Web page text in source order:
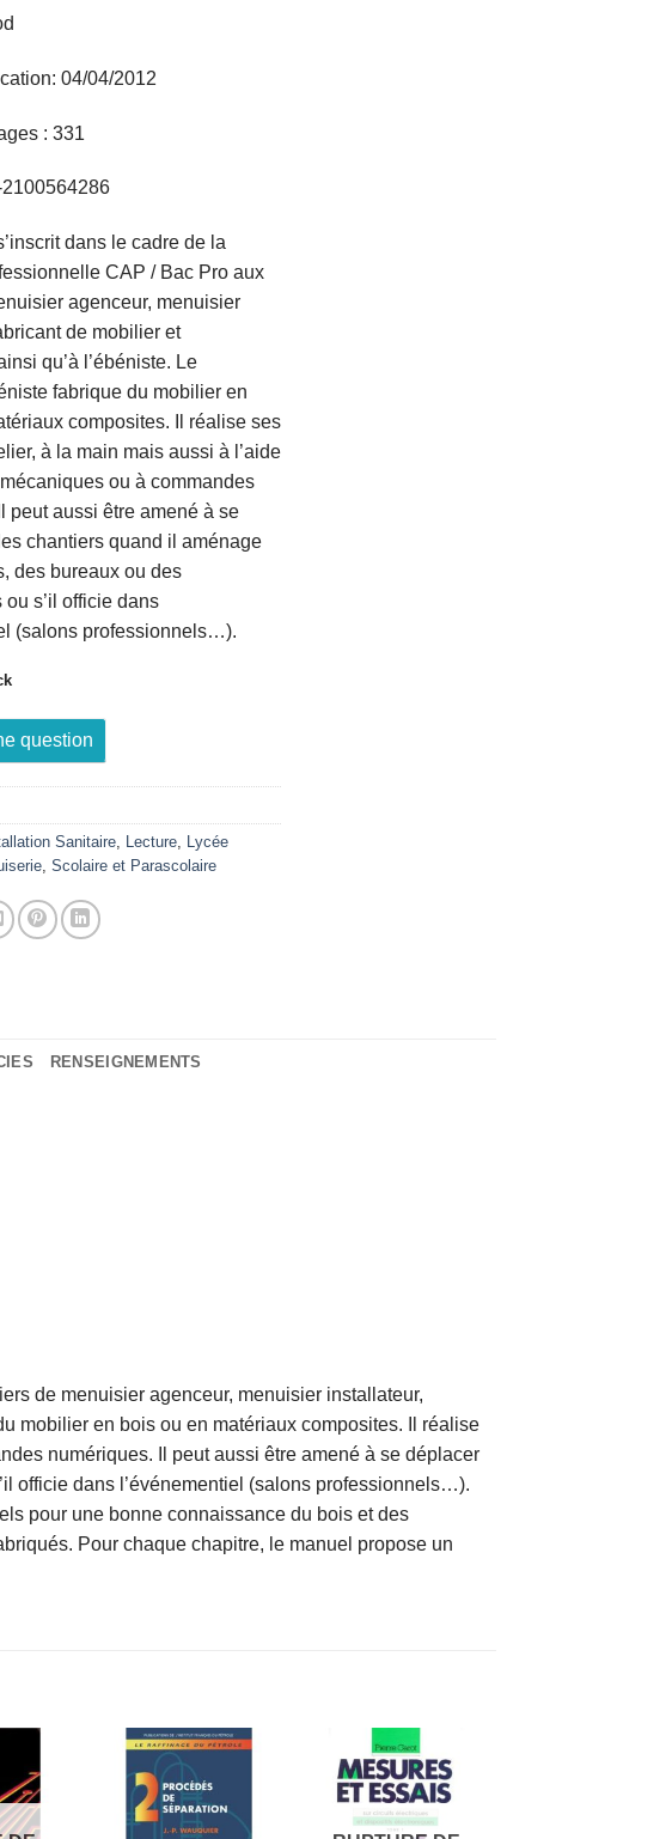
04/04/2012
: 331
2100564286
dans le cadre de la
CAP / Bac Pro aux
agenceur, menuisier
de mobilier et
qu’à l’ébéniste. Le
fabrique du mobilier en
composites. Il réalise ses
à la main mais aussi à l’aide
ou à commandes
peut aussi être amené à se
chantiers quand il aménage
des bureaux ou des
s’il officie dans
(salons professionnels…).
question
Sanitaire Lecture
Lycée
Scolaire et Parascolaire
RENSEIGNEMENTS
de menuisier agenceur, menuisier installateur,
mobilier en bois ou en matériaux composites. Il réalise
numériques. Il peut aussi être amené à se déplacer
officie dans l’événementiel (salons professionnels…).
pour une bonne connaissance du bois et des
Pour chaque chapitre, le manuel propose un
AJOUTER
À MES
AJOUTER
À MES